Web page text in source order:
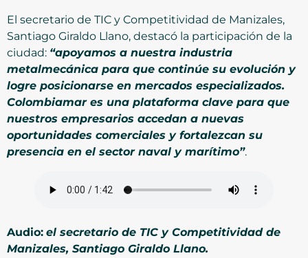
El secretario de TIC y Competitividad de Manizales,
Santiago Giraldo Llano, destacó la participación de la
ciudad: “apoyamos a nuestra industria
metalmecánica para que continúe su evolución y
logre posicionarse en mercados especializados.
Colombiamar es una plataforma clave para que
nuestros empresarios accedan a nuevas
oportunidades comerciales y fortalezcan su
presencia en el sector naval y marítimo”.
Audio: el secretario de TIC y Competitividad de
Manizales, Santiago Giraldo Llano.